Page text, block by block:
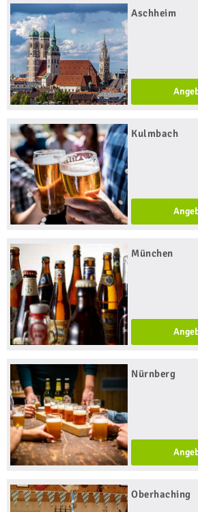
Aschheim
Kulmbach
München
Nürnberg
Oberhaching